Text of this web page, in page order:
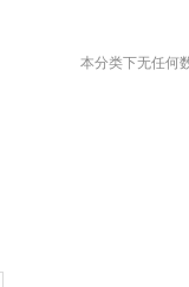
本分类下无任何